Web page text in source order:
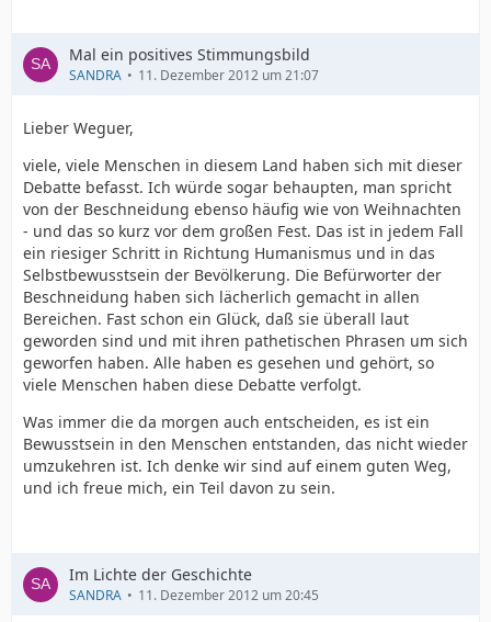
Mal ein positives Stimmungsbild
SANDRA 11. Dezember 2012 um 21:07
Lieber Weguer,
viele, viele Menschen in diesem Land haben sich mit dieser
Debatte befasst. Ich würde sogar behaupten, man spricht
von der Beschneidung ebenso häufig wie von Weihnachten
- und das so kurz vor dem großen Fest. Das ist in jedem Fall
ein riesiger Schritt in Richtung Humanismus und in das
Selbstbewusstsein der Bevölkerung. Die Befürworter der
Beschneidung haben sich lächerlich gemacht in allen
Bereichen. Fast schon ein Glück, daß sie überall laut
geworden sind und mit ihren pathetischen Phrasen um sich
geworfen haben. Alle haben es gesehen und gehört, so
viele Menschen haben diese Debatte verfolgt.
Was immer die da morgen auch entscheiden, es ist ein
Bewusstsein in den Menschen entstanden, das nicht wieder
umzukehren ist. Ich denke wir sind auf einem guten Weg,
und ich freue mich, ein Teil davon zu sein.
Im Lichte der Geschichte
SANDRA 11. Dezember 2012 um 20:45